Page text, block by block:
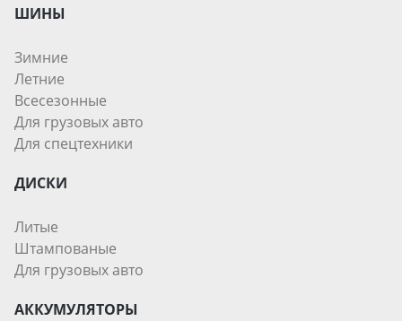
ШИНЫ
Зимние
Летние
Всесезонные
Для грузовых авто
Для спецтехники
ДИСКИ
Литые
Штампованые
Для грузовых авто
АККУМУЛЯТОРЫ